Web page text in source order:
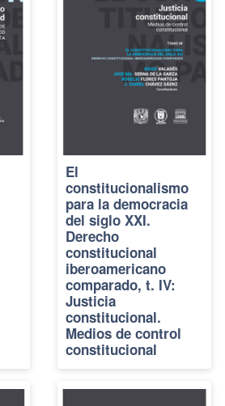
El
constitucionalismo
para la democracia
del siglo XXI.
Derecho
constitucional
iberoamericano
comparado, t. IV:
Justicia
constitucional.
Medios de control
constitucional